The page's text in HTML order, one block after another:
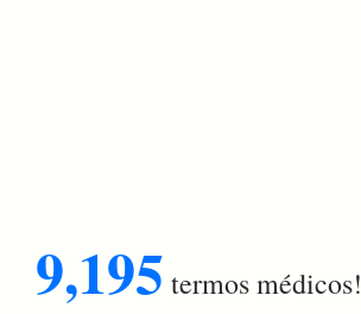
9,195 termos médicos!